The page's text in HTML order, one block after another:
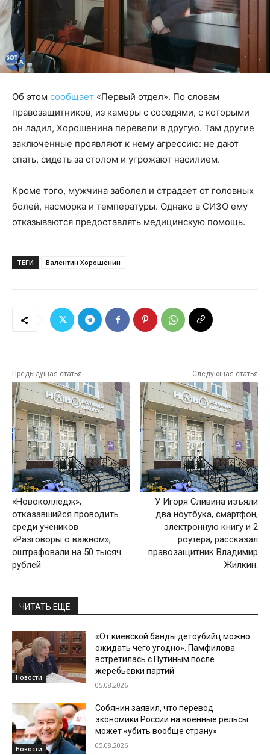
Об этом сообщает «Первый отдел». По словам
правозащитников, из камеры с соседями, с которыми
он ладил, Хорошенина перевели в другую. Там другие
заключенные проявляют к нему агрессию: не дают
спать, сидеть за столом и угрожают насилием.
Кроме того, мужчина заболел и страдает от головных
болей, насморка и температуры. Однако в СИЗО ему
отказываются предоставлять медицинскую помощь.
ТЕГИ Валентин Хорошенин
Предыдущая статья
«Новоколледж»,
отказавшийся проводить
среди учеников
«Разговоры о важном»,
оштрафовали на 50 тысяч
рублей
Следующая статья
У Игоря Сливина изъяли
два ноутбука, смартфон,
электронную книгу и 2
роутера, рассказал
правозащитник Владимир
Жилкин.
ЧИТАТЬ ЕЩЕ
Новости
«От киевской банды детоубийц можно
ожидать чего угодно». Памфилова
встретилась с Путиным после
жеребьевки партий
05.08.2026
Новости
Собянин заявил, что перевод
экономики России на военные рельсы
может «убить вообще страну»
05.08.2026